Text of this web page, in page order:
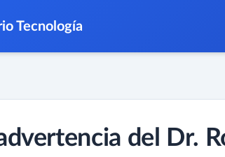
Tecnología
del Dr.